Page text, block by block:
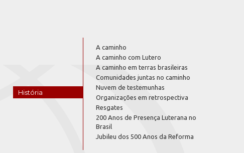
História
A caminho
A caminho com Lutero
A caminho em terras brasileiras
Comunidades juntas no caminho
Nuvem de testemunhas
Organizações em retrospectiva
Resgates
200 Anos de Presença Luterana no
Brasil
Jubileu dos 500 Anos da Reforma